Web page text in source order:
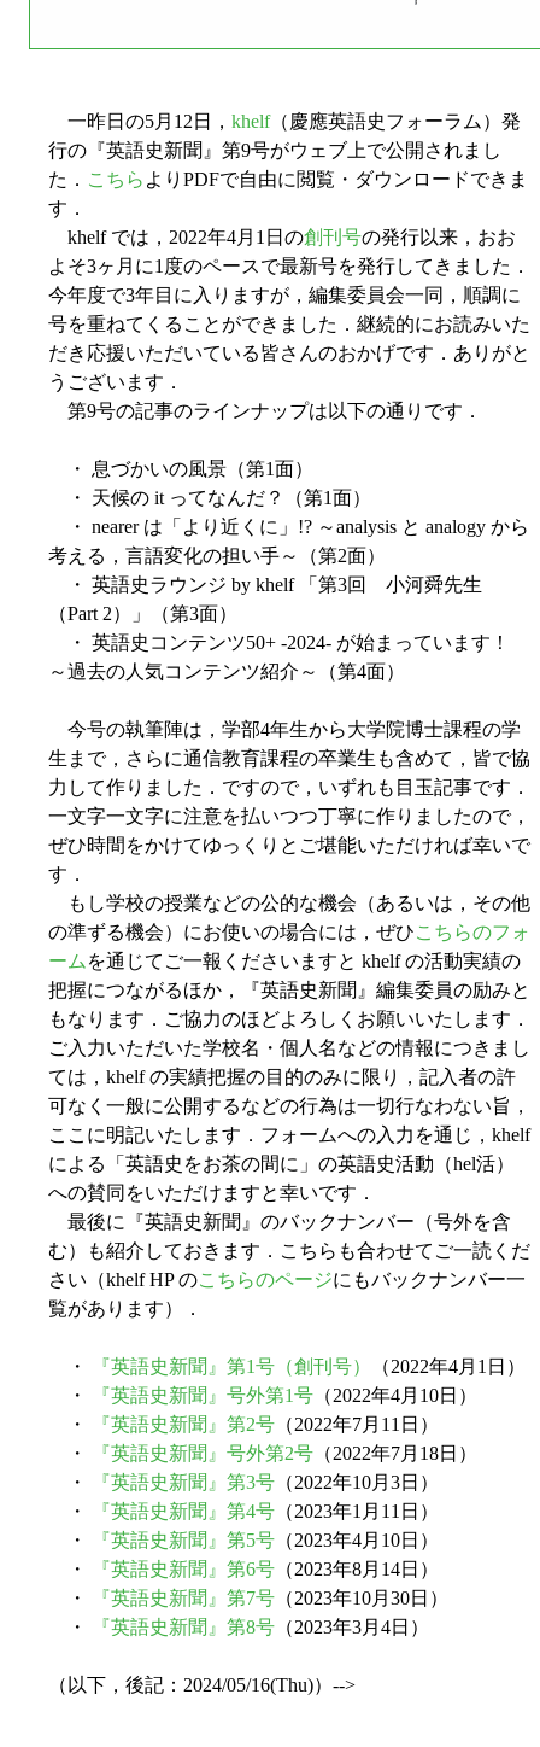
一昨日の5月12日， khelf（慶應英語史フォーラム）発
行の『英語史新聞』第9号がウェブ上で公開されまし
た． こちら よりPDFで自由に閲覧・ダウンロードできま
す．
khelf では，2022年4月1日の創刊号の発行以来，おお
よそ3ヶ月に1度のペースで最新号を発行してきました．
今年度で3年目に入りますが，編集委員会一同，順調に
号を重ねてくることができました．継続的にお読みいた
だき応援いただいている皆さんのおかげです．ありがと
うございます．
第9号の記事のラインナップは以下の通りです．
・ 息づかいの風景（第1面）
・ 天候の it ってなんだ？（第1面）
・ nearer は「より近くに」!? ～analysis と analogy から
考える，言語変化の担い手～（第2面）
・ 英語史ラウンジ by khelf 「第3回 小河舜先生
（Part 2）」（第3面）
・ 英語史コンテンツ50+ -2024- が始まっています！
～過去の人気コンテンツ紹介～（第4面）
今号の執筆陣は，学部4年生から大学院博士課程の学
生まで，さらに通信教育課程の卒業生も含めて，皆で協
力して作りました．ですので，いずれも目玉記事です．
一文字一文字に注意を払いつつ丁寧に作りましたので，
ぜひ時間をかけてゆっくりとご堪能いただければ幸いで
す．
もし学校の授業などの公的な機会（あるいは，その他
の準ずる機会）にお使いの場合には，ぜひこちらのフォ
ーム を通じてご一報くださいますと khelf の活動実績の
把握につながるほか，『英語史新聞』編集委員の励みと
もなります．ご協力のほどよろしくお願いいたします．
ご入力いただいた学校名・個人名などの情報につきまし
ては，khelf の実績把握の目的のみに限り，記入者の許
可なく一般に公開するなどの行為は一切行なわない旨，
ここに明記いたします．フォームへの入力を通じ，khelf
による「英語史をお茶の間に」の英語史活動（hel活）
への賛同をいただけますと幸いです．
最後に『英語史新聞』のバックナンバー（号外を含
む）も紹介しておきます．こちらも合わせてご一読くだ
さい（khelf HP のこちらのページにもバックナンバー一
覧があります）．
・ 『英語史新聞』第1号（創刊号）
（2022年4月1日）
・
『英語史新聞』号外第1号 （2022年4月10日）
・
『英語史新聞』第2号 （2022年7月11日）
・
『英語史新聞』号外第2号 （2022年7月18日）
・
『英語史新聞』第3号 （2022年10月3日）
・
『英語史新聞』第4号 （2023年1月11日）
・
『英語史新聞』第5号 （2023年4月10日）
・
『英語史新聞』第6号 （2023年8月14日）
・
『英語史新聞』第7号 （2023年10月30日）
・
『英語史新聞』第8号 （2023年3月4日）
（以下，後記：2024/05/16(Thu)）-->